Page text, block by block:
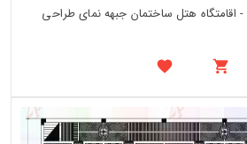
اقامتگاه هتل ساختمان جبهه نمای طراحی